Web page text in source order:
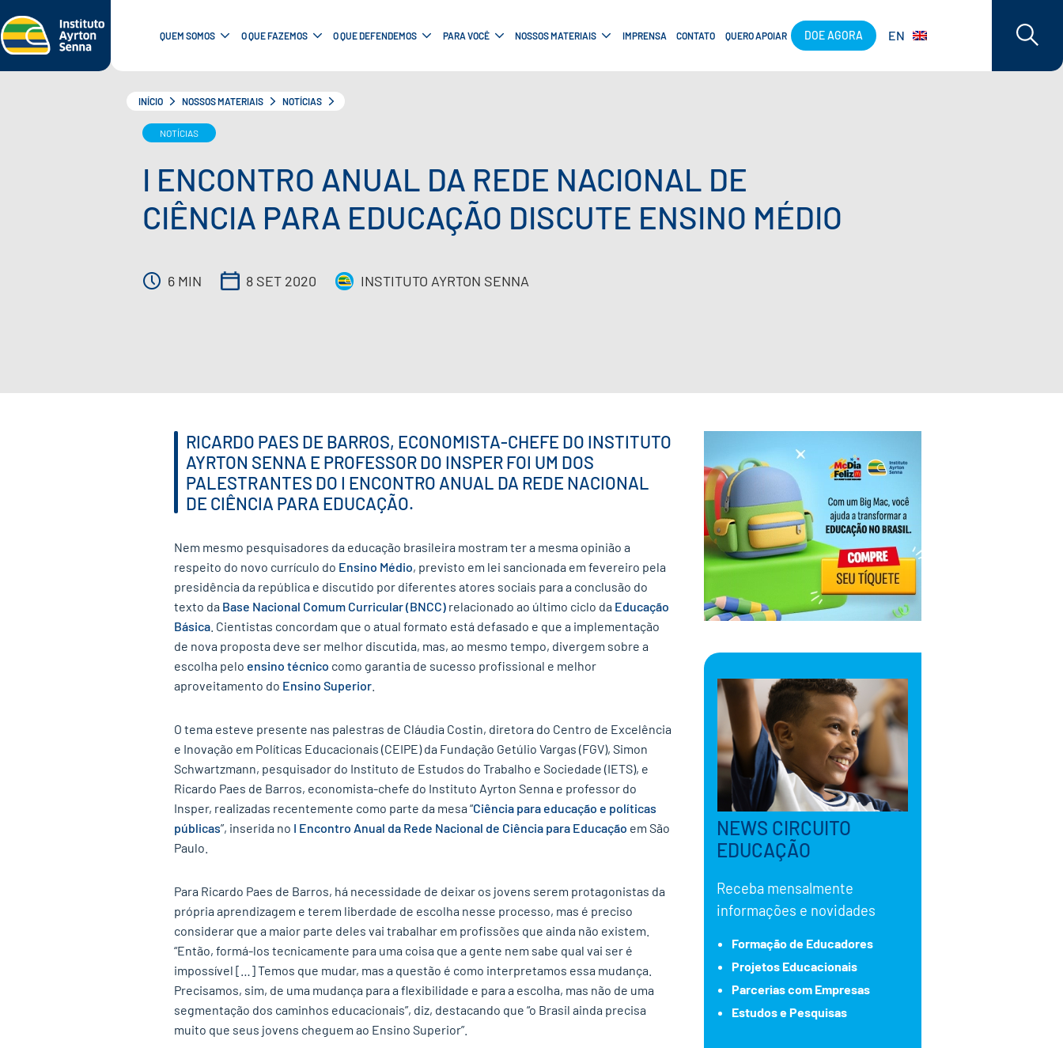
QUEM SOMOS O QUE FAZEMOS O QUE DEFENDEMOS PARA VOCÊ NOSSOS MATERIAIS IMPRENSA CONTATO QUERO APOIAR DOE AGORA EN
INÍCIO NOSSOS MATERIAIS NOTÍCIAS
NOTÍCIAS
I ENCONTRO ANUAL DA REDE NACIONAL DE
CIÊNCIA PARA EDUCAÇÃO DISCUTE ENSINO MÉDIO
6 MIN 8 SET 2020 INSTITUTO AYRTON SENNA
RICARDO PAES DE BARROS, ECONOMISTA-CHEFE DO INSTITUTO
AYRTON SENNA E PROFESSOR DO INSPER FOI UM DOS
PALESTRANTES DO I ENCONTRO ANUAL DA REDE NACIONAL
DE CIÊNCIA PARA EDUCAÇÃO.
Nem mesmo pesquisadores da educação brasileira mostram ter a mesma opinião a
respeito do novo currículo do Ensino Médio, previsto em lei sancionada em fevereiro pela
presidência da república e discutido por diferentes atores sociais para a conclusão do
texto da Base Nacional Comum Curricular (BNCC)relacionado ao último ciclo da Educação
Básica. Cientistas concordam que o atual formato está defasado e que a implementação
de nova proposta deve ser melhor discutida, mas, ao mesmo tempo, divergem sobre a
escolha pelo ensino técnico como garantia de sucesso profissional e melhor
aproveitamento do Ensino Superior.
O tema esteve presente nas palestras de Cláudia Costin, diretora do Centro de Excelência
e Inovação em Políticas Educacionais (CEIPE) da Fundação Getúlio Vargas (FGV), Simon
Schwartzmann, pesquisador do Instituto de Estudos do Trabalho e Sociedade (IETS), e
Ricardo Paes de Barros, economista-chefe do Instituto Ayrton Senna e professor do
Insper, realizadas recentemente como parte da mesa “Ciência para educação e políticas
públicas”, inserida no I Encontro Anual da Rede Nacional de Ciência para Educação em São
Paulo.
Para Ricardo Paes de Barros, há necessidade de deixar os jovens serem protagonistas da
própria aprendizagem e terem liberdade de escolha nesse processo, mas é preciso
considerar que a maior parte deles vai trabalhar em profissões que ainda não existem.
“Então, formá-los tecnicamente para uma coisa que a gente nem sabe qual vai ser é
impossível […] Temos que mudar, mas a questão é como interpretamos essa mudança.
Precisamos, sim, de uma mudança para a flexibilidade e para a escolha, mas não de uma
segmentação dos caminhos educacionais”, diz, destacando que “o Brasil ainda precisa
muito que seus jovens cheguem ao Ensino Superior”.
NEWS CIRCUITO
EDUCAÇÃO
Receba mensalmente
informações e novidades
Formação de Educadores
Projetos Educacionais
Parcerias com Empresas
Estudos e Pesquisas